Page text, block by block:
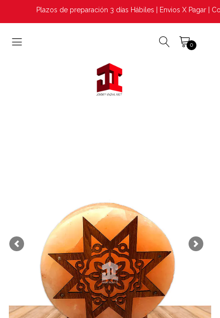
Plazos de preparación 3 días Hábiles | Envios X Pagar |
0
Previous Next